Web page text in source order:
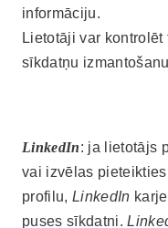
informāciju.
Lietotāji var
sīkdatņu
LinkedIn: ja lietotājs
vai izvēlas
profilu, LinkedIn
puses sīkdatni.